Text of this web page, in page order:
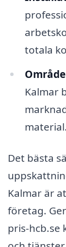
totala
Kalmar
material.
Det bästa
Kalmar är
företag.
pris-hcb.se